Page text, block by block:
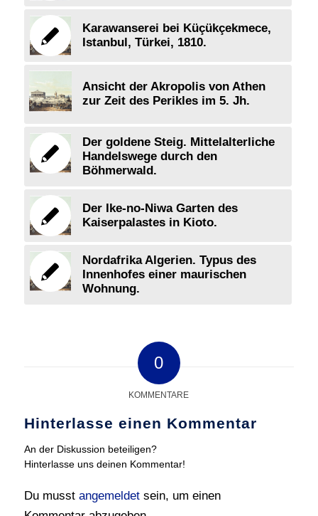
Karawanserei bei Küçükçekmece,
Istanbul, Türkei, 1810.
Ansicht der Akropolis von Athen
zur Zeit des Perikles im 5. Jh.
Der goldene Steig. Mittelalterliche
Handelswege durch den
Böhmerwald.
Der Ike-no-Niwa Garten des
Kaiserpalastes in Kioto.
Nordafrika Algerien. Typus des
Innenhofes einer maurischen
Wohnung.
0
KOMMENTARE
Hinterlasse einen Kommentar
An der Diskussion beteiligen?
Hinterlasse uns deinen Kommentar!
Du musst angemeldetsein, um einen